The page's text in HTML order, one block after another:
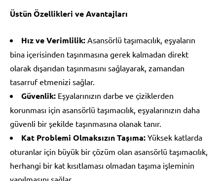
Üstün Özellikleri ve Avantajları
Hız ve Verimlilik: Asansörlü taşımacılık, eşyaların
bina içerisinden taşınmasına gerek kalmadan direkt
olarak dışarıdan taşınmasını sağlayarak, zamandan
tasarruf etmenizi sağlar.
Güvenlik: Eşyalarınızın darbe ve çiziklerden
korunması için asansörlü taşımacılık, eşyalarınızın daha
güvenli bir şekilde taşınmasına olanak tanır.
Kat Problemi Olmaksızın Taşıma: Yüksek katlarda
oturanlar için büyük bir çözüm olan asansörlü taşımacılık,
herhangi bir kat kısıtlaması olmadan taşıma işleminin
yapılmasını sağlar.